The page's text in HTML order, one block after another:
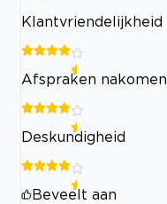
Klantvriendelijkheid
Afspraken nakomen
Deskundigheid
Beveelt aan